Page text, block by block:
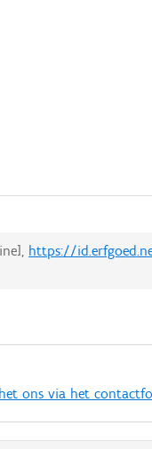
https://
ons via het